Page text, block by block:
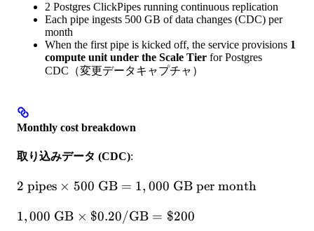
2 Postgres ClickPipes running continuous replication
Each pipe ingests 500 GB of data changes (CDC) per
month
When the first pipe is kicked off, the service provisions 1
compute unit under the Scale Tier for Postgres
CDC（変更データキャプチャ）
Monthly cost breakdown
取り込みデータ (CDC):
2
pipes}
2 pipes × 500 GB = 1, 000 GB per month
1,000 \text{ GB}
1,000 GB × $0.20/GB = $200